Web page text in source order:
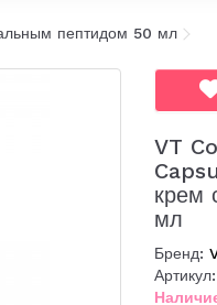
пептидом 50 мл
VT
крем
мл
Бренд: